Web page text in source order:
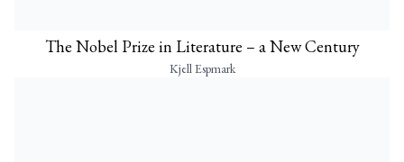
The Nobel Prize in Literature – a New Century
Kjell Espmark